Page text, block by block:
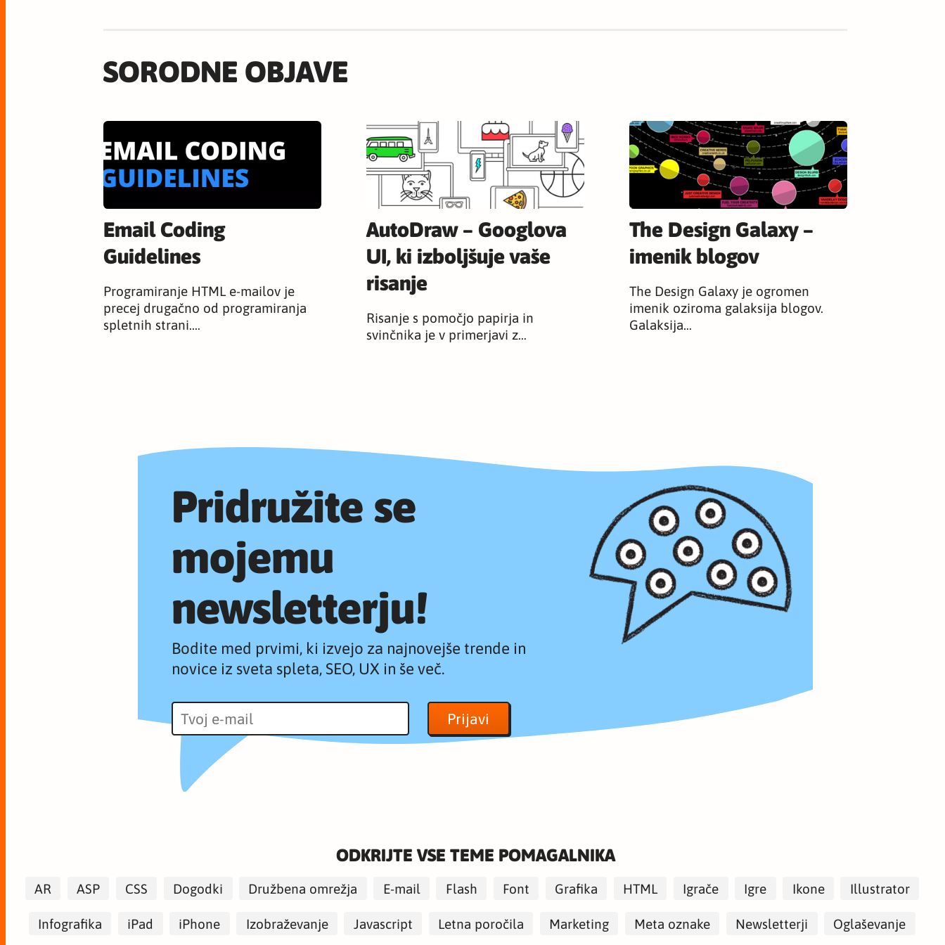
SORODNE OBJAVE
Email Coding
Guidelines
Programiranje HTML e-mailov je
precej drugačno od programiranja
spletnih strani.…
AutoDraw – Googlova
UI, ki izboljšuje vaše
risanje
Risanje s pomočjo papirja in
svinčnika je v primerjavi z…
The Design Galaxy –
imenik blogov
The Design Galaxy je ogromen
imenik oziroma galaksija blogov.
Galaksija…
Pridružite se
mojemu
newsletterju!
Bodite med prvimi, ki izvejo za najnovejše trende in
novice iz sveta spleta, SEO, UX in še več.
ODKRIJTE VSE TEME POMAGALNIKA
AR ASP CSS Dogodki Družbena omrežja E-mail Flash Font Grafika HTML Igrače Igre Ikone Illustrator
Infografika iPad iPhone Izobraževanje Javascript Letna poročila Marketing Meta oznake Newsletterji Oglaševanje